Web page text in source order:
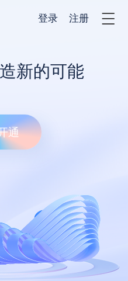
新的可能
通
登录 注册